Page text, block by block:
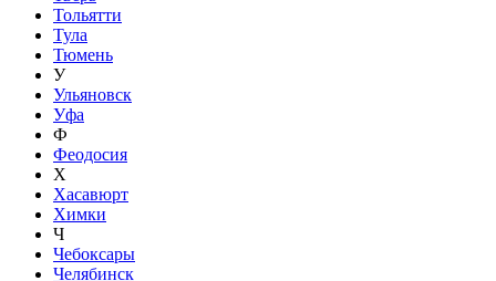
Тольятти
Тула
Тюмень
У
Ульяновск
Уфа
Ф
Феодосия
Х
Хасавюрт
Химки
Ч
Чебоксары
Челябинск